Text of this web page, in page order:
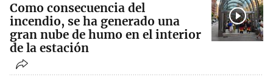
Como consecuencia del
incendio, se ha generado una
gran nube de humo en el interior
de la estación